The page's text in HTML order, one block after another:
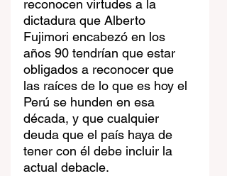
reconocen virtudes a la
dictadura que Alberto
Fujimori encabezó en los
años 90 tendrían que estar
obligados a reconocer que
las raíces de lo que es hoy el
Perú se hunden en esa
década, y que cualquier
deuda que el país haya de
tener con él debe incluir la
actual debacle.